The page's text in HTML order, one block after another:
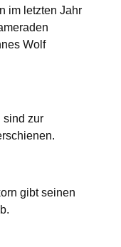
im letzten Jahr
Wolf
sind zur
gibt seinen